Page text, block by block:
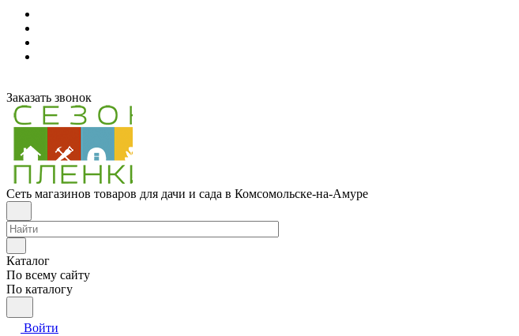
Заказать звонок
Сеть магазинов товаров для дачи и сада в Комсомольске-на-Амуре
Каталог
По всему сайту
По каталогу
Войти